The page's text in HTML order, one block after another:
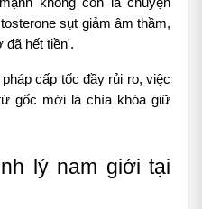
không còn là chuyện
sụt giảm âm thầm,
đã hết tiền'.
cấp tốc đầy rủi ro, việc
gốc mới là chìa khóa giữ
lý nam giới tại